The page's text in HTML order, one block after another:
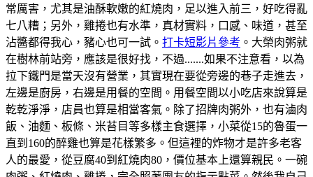
常厲害，尤其是油酥軟嫩的紅燒肉，足以進入前三，好吃得亂
七八糟；另外，雞捲也有水準，真材實料，口感、味道，甚至
沾醬都得我心，豬心也可一試。 打卡短影片參考 。大榮肉粥就
在樹林前站旁，應該是很好找，不過.......如果不注意看，以為
拉下鐵門是當天沒有營業，其實現在要從旁邊的巷子走進去，
左邊是廚房，右邊是用餐的空間。用餐空間以小吃店來說算是
乾乾淨淨，店員也算是相當客氣。除了招牌肉粥外，也有滷肉
飯、油麵、板條、米苔目等多樣主食選擇，小菜從15的魯蛋一
直到160的醉雞也算是花樣繁多。但這裡的炸物才是許多老客
人的最愛，從豆腐40到紅燒肉80，價位基本上還算親民。一碗